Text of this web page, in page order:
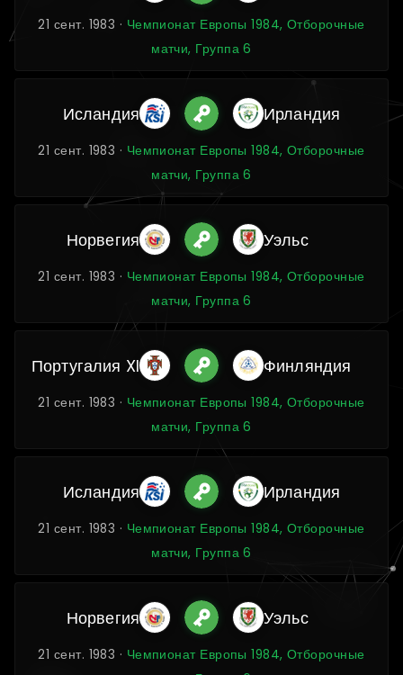
21 сент. 1983 · Чемпионат Европы 1984, Отборочные
матчи, Группа 6
Исландия Ирландия
21 сент. 1983 · Чемпионат Европы 1984, Отборочные
матчи, Группа 6
Норвегия Уэльс
21 сент. 1983 · Чемпионат Европы 1984, Отборочные
матчи, Группа 6
Португалия XI Финляндия
21 сент. 1983 · Чемпионат Европы 1984, Отборочные
матчи, Группа 6
Исландия Ирландия
21 сент. 1983 · Чемпионат Европы 1984, Отборочные
матчи, Группа 6
Норвегия Уэльс
21 сент. 1983 · Чемпионат Европы 1984, Отборочные